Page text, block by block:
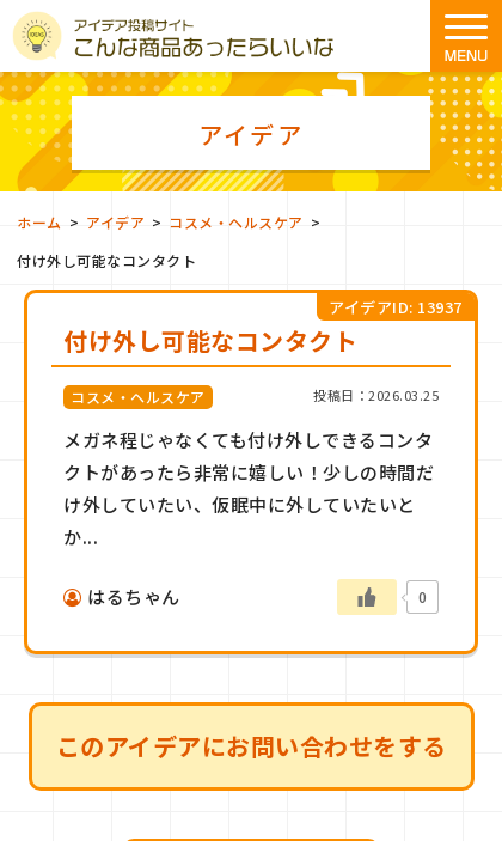
アイデア
ホーム > アイデア > コスメ・ヘルスケア >
付け外し可能なコンタクト
付け外し可能なコンタクト
アイデアID: 13937
コスメ・ヘルスケア 投稿日：2026.03.25
メガネ程じゃなくても付け外しできるコンタ
クトがあったら非常に嬉しい！少しの時間だ
け外していたい、仮眠中に外していたいと
か...
はるちゃん 0
このアイデアにお問い合わせをする